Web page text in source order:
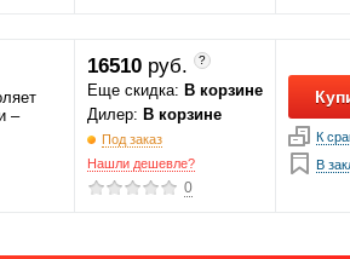
16510 руб. ?
Еще скидка: В корзине
Дилер: В корзине
Под заказ
Нашли дешевле?
0
–
К
В